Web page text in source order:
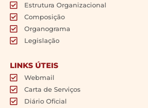
Estrutura Organizacional
Composição
Organograma
Legislação
LINKS ÚTEIS
Webmail
Carta de Serviços
Diário Oficial